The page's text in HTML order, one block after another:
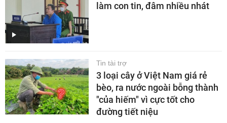
làm con tin, đâm nhiều nhát
Tin tài trợ
3 loại cây ở Việt Nam giá rẻ
bèo, ra nước ngoài bỗng thành
"của hiếm" vì cực tốt cho
đường tiết niệu